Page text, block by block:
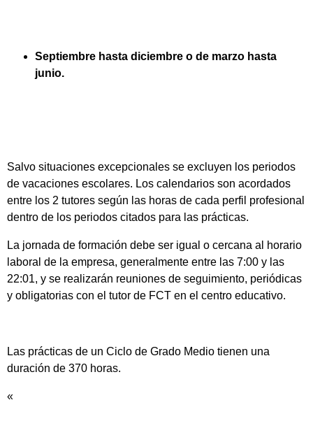
Septiembre hasta diciembre o de marzo hasta
junio.
Salvo situaciones excepcionales se excluyen los periodos
de vacaciones escolares. Los calendarios son acordados
entre los 2 tutores según las horas de cada perfil profesional
dentro de los periodos citados para las prácticas.
La jornada de formación debe ser igual o cercana al horario
laboral de la empresa, generalmente entre las 7:00 y las
22:01, y se realizarán reuniones de seguimiento, periódicas
y obligatorias con el tutor de FCT en el centro educativo.
Las prácticas de un Ciclo de Grado Medio tienen una
duración de 370 horas.
«